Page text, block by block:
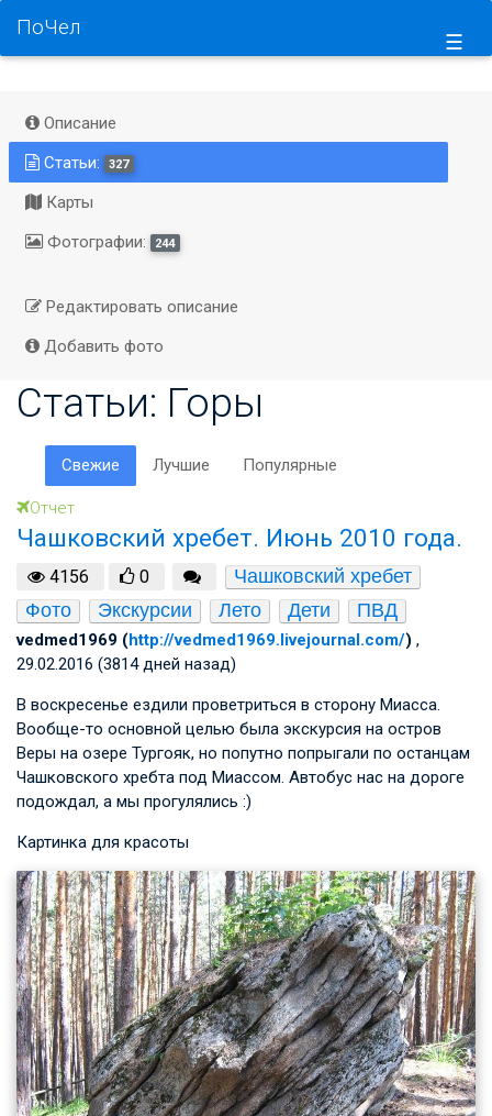
☰
ПоЧел
Описание
Статьи:
327
Карты
Фотографии:
244
Редактировать описание
Добавить фото
Статьи: Горы
Свежие Лучшие Популярные
Отчет
Чашковский хребет. Июнь 2010 года.
4156 0
Чашковский хребет
Фото
Экскурсии Лето Дети ПВД
vedmed1969 (http://vedmed1969.livejournal.com/) ,
29.02.2016 (3814 дней назад)
В воскресенье ездили проветриться в сторону Миасса.
Вообще-то основной целью была экскурсия на остров
Веры на озере Тургояк, но попутно попрыгали по останцам
Чашковского хребта под Миассом. Автобус нас на дороге
подождал, а мы прогулялись :)
Картинка для красоты